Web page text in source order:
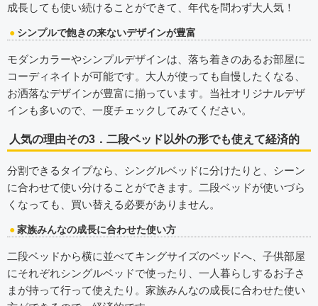
成長しても使い続けることができて、年代を問わず大人気！
シンプルで飽きの来ないデザインが豊富
モダンカラーやシンプルデザインは、落ち着きのあるお部屋に
コーディネイトが可能です。大人が使っても自慢したくなる、
お洒落なデザインが豊富に揃っています。当社オリジナルデザ
インも多いので、一度チェックしてみてください。
人気の理由その3．二段ベッド以外の形でも使えて経済的
分割できるタイプなら、シングルベッドに分けたりと、シーン
に合わせて使い分けることができます。二段ベッドが使いづら
くなっても、買い替える必要がありません。
家族みんなの成長に合わせた使い方
二段ベッドから横に並べてキングサイズのベッドへ、子供部屋
にそれぞれシングルベッドで使ったり、一人暮らしするお子さ
まが持って行って使えたり。家族みんなの成長に合わせた使い